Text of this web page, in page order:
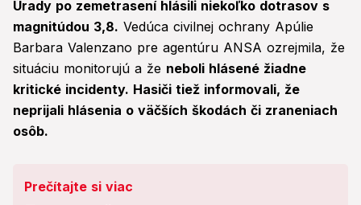
Úrady po zemetrasení hlásili niekoľko dotrasov s
magnitúdou 3,8. Vedúca civilnej ochrany Apúlie
Barbara Valenzano pre agentúru ANSA ozrejmila, že
situáciu monitorujú a že neboli hlásené žiadne
kritické incidenty. Hasiči tiež informovali, že
neprijali hlásenia o väčších škodách či zraneniach
osôb.
Prečítajte si viac